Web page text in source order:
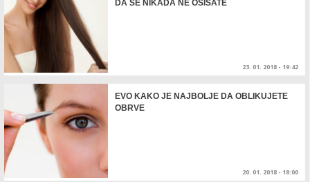
DA SE NIKADA NE OŠIŠATE
23. 01. 2018 - 19:42
EVO KAKO JE NAJBOLJE DA OBLIKUJETE
OBRVE
20. 01. 2018 - 18:00